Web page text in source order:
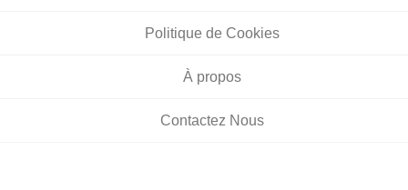
Politique de Cookies
À propos
Contactez Nous